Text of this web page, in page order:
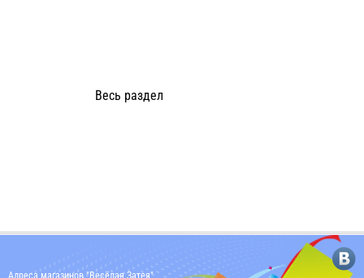
Весь раздел
Адреса магазинов "Весёлая Затея"